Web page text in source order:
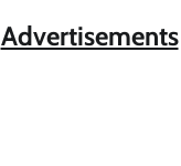
Advertisements